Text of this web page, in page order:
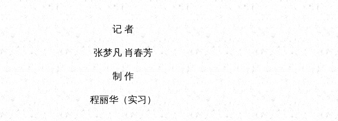
记 者
张梦凡 肖春芳
制 作
程丽华（实习）